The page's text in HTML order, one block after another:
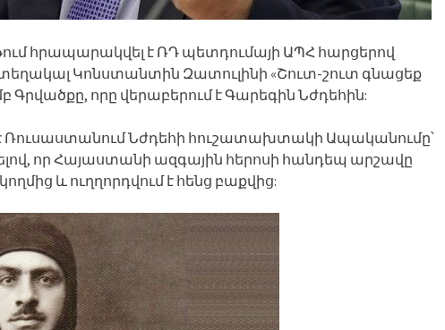
հրապարակվել է ՌԴ պետդումայի ԱՊՀ հարցերով
Կոնստանտին Զատուլինի «Շուտ-շուտ գնացեք
որը վերաբերում է Գարեգին Նժդեհին:
Նժդեհի հուշատախտակի Ապականումը՝
որ Հայաստանի ազգային հերոսի հանդեպ արշավը
և ուղղորդվում է հենց բաքվից: